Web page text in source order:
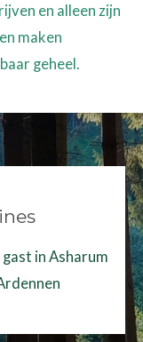
en alleen zijn
maken
geheel.
in Asharum